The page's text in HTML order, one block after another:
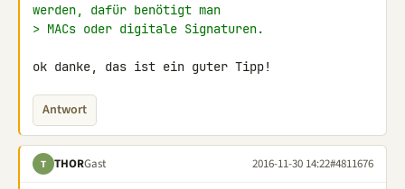
werden, dafür benötigt man
> MACs oder digitale Signaturen.
ok danke, das ist ein guter Tipp!
Antwort
T THORGast 2016-11-30 14:22#4811676